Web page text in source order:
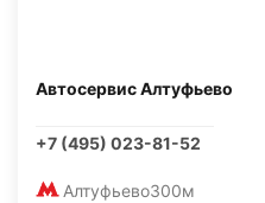
Автосервис Алтуфьево
+7 (495) 023-81-52
Алтуфьево300м